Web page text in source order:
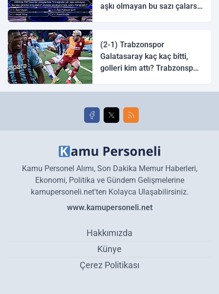
aşkı olmayan bu sazı çalarsa
(2-1) Trabzonspor
Galatasaray kaç kaç bitti,
golleri kim attı? Trabzonspor
golleri!
Kamu Personel Alımı, Son Dakika Memur Haberleri,
Ekonomi, Politika ve Gündem Gelişmelerine
kamupersoneli.net'ten Kolayca Ulaşabilirsiniz.
www.kamupersoneli.net
Hakkımızda
Künye
Çerez Politikası